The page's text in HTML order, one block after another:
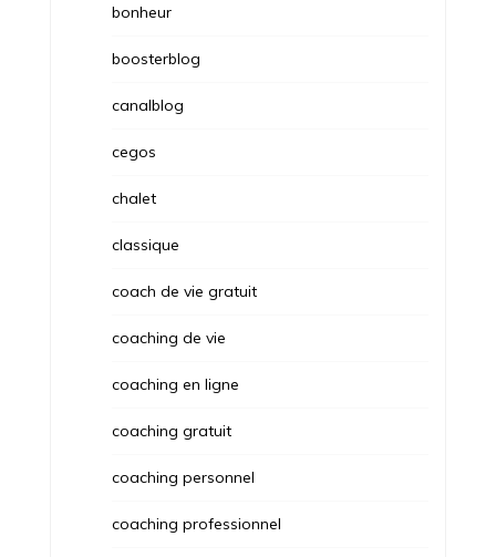
bonheur
boosterblog
canalblog
cegos
chalet
classique
coach de vie gratuit
coaching de vie
coaching en ligne
coaching gratuit
coaching personnel
coaching professionnel